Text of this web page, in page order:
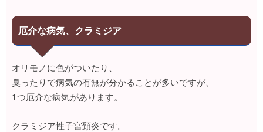
厄介な病気、クラミジア
オリモノに色がついたり、
臭ったりで病気の有無が分かることが多いですが、
1つ厄介な病気があります。
クラミジア性子宮頚炎です。